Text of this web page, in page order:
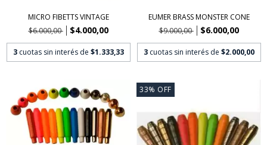
MICRO FIBETTS VINTAGE
$6.000,00
$4.000,00
3 cuotas sin interés de $1.333,33
EUMER BRASS MONSTER CONE
$9.000,00
$6.000,00
3 cuotas sin interés de $2.000,00
33% OFF